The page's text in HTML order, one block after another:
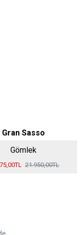
Gran Sasso
Gömlek
21.950,00TL